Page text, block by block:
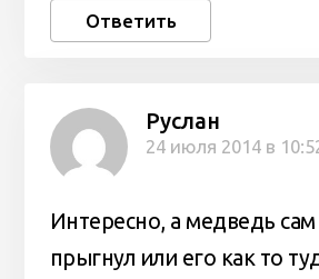
Ответить
Руслан
24 июля 2014 в
Интересно, а медведь сам
прыгнул или его как то